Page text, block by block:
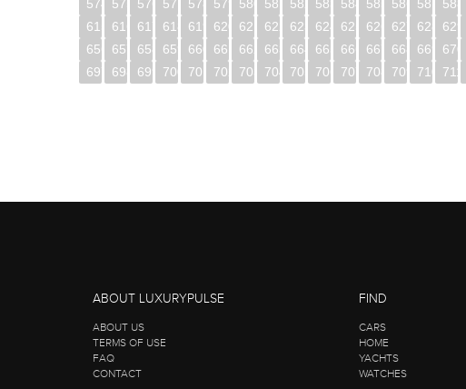
574
575 576 577 578 579 580 581 582 583 584 585 586 587 588
615
616 617 618 619 620 621 622 623 624 625 626 627 628 629
656
657 658 659 660 661 662 663 664 665 666 667 668 669 670
697
698 699 700 701 702 703 704 705 706 707 708 709 710 711
ABOUT LUXURYPULSE
ABOUT US
TERMS OF USE
FAQ
CONTACT
FIND
CARS
HOME
YACHTS
WATCHES